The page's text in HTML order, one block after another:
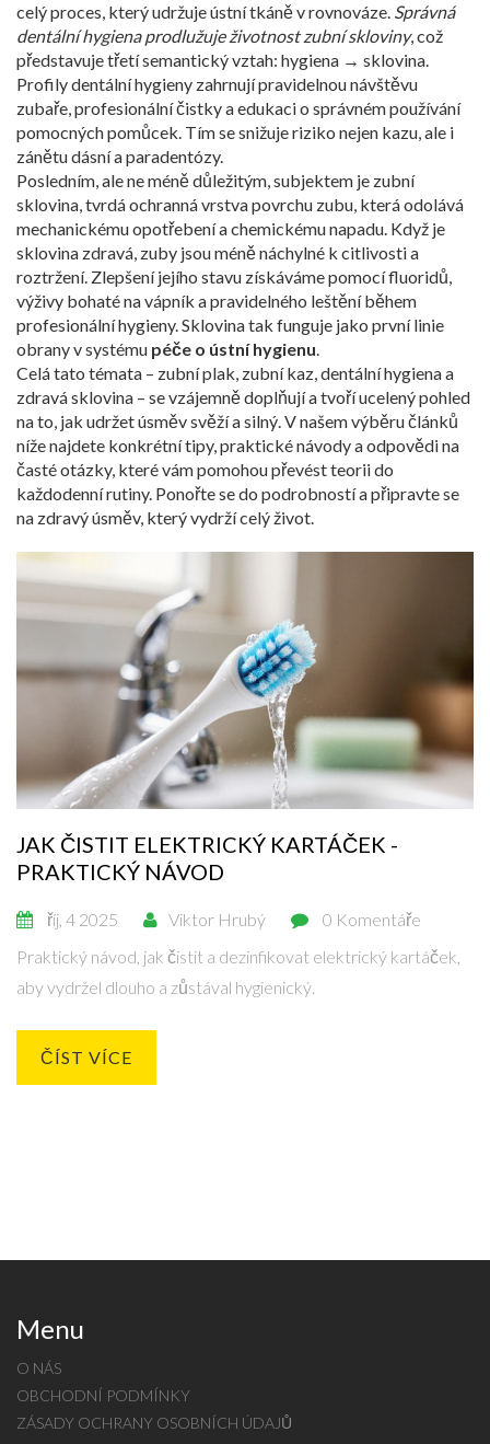
celý proces, který udržuje ústní tkáně v rovnováze. Správná
dentální hygiena prodlužuje životnost zubní skloviny, což
představuje třetí semantický vztah: hygiena → sklovina.
Profily dentální hygieny zahrnují pravidelnou návštěvu
zubaře, profesionální čistky a edukaci o správném používání
pomocných pomůcek. Tím se snižuje riziko nejen kazu, ale i
zánětu dásní a paradentózy.
Posledním, ale ne méně důležitým, subjektem je z​ubní
sklovina,tvrdá ochranná vrstva povrchu zubu, která odolává
mechanickému opotřebení a chemickému napadu. Když je
sklovina zdravá, zuby jsou méně náchylné k citlivosti a
roztržení. Zlepšení jejího stavu získáváme pomocí fluoridů,
výživy bohaté na vápník a pravidelného leštění během
profesionální hygieny. Sklo­vina tak funguje jako první linie
obrany v systému péče o ústní hygienu.
Celá tato témata – zubní plak, zubní kaz, dentální hygiena a
zdravá sklovina – se vzájemně doplňují a tvoří ucelený pohled
na to, jak udržet úsměv svěží a silný. V našem výběru článků
níže najdete konkrétní tipy, praktické návody a odpovědi na
časté otázky, které vám pomohou převést teorii do
každodenní rutiny. Ponořte se do podrobností a připravte se
na zdravý úsměv, který vydrží celý život.
JAK ČISTIT ELEKTRICKÝ KARTÁČEK -
PRAKTICKÝ NÁVOD
říj, 4 2025 Viktor Hrubý
0 Komentáře
Praktický návod, jak čistit a dezinfikovat elektrický kartáček,
aby vydržel dlouho a zůstával hygienický.
ČÍST VÍCE
Menu
O NÁS
OBCHODNÍ PODMÍNKY
ZÁSADY OCHRANY OSOBNÍCH ÚDAJŮ